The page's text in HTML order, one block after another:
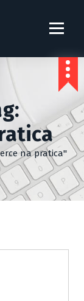
na pratica"